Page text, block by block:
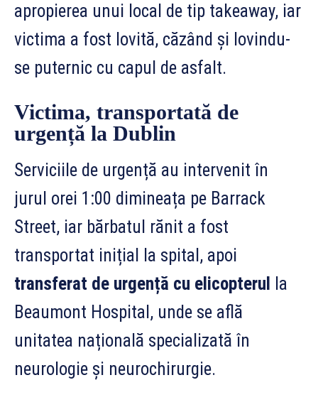
apropierea unui local de tip takeaway, iar
victima a fost lovită, căzând și lovindu-
se puternic cu capul de asfalt.
Victima, transportată de
urgență la Dublin
Serviciile de urgență au intervenit în
jurul orei 1:00 dimineața pe Barrack
Street, iar bărbatul rănit a fost
transportat inițial la spital, apoi
transferat de urgență cu elicopterul
la
Beaumont Hospital, unde se află
unitatea națională specializată în
neurologie și neurochirurgie.